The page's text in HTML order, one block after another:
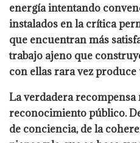
energía intentando
instalados en la crítica
que encuentran más
trabajo ajeno que
con ellas rara vez
La verdadera
reconocimiento público.
de conciencia, de la